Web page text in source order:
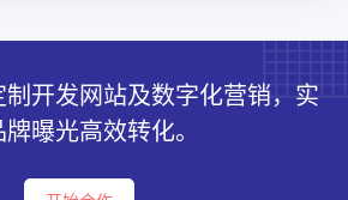
开发网站及数字化营销，实
曝光高效转化。